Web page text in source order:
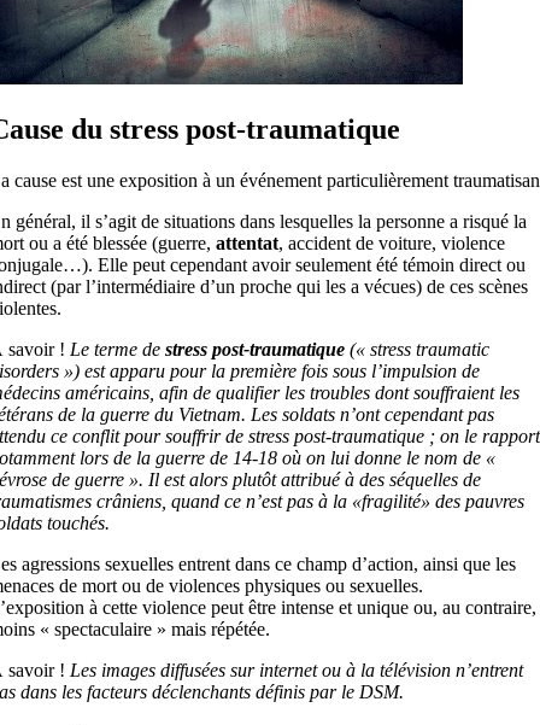
du stress post-traumatique
cause est une exposition à un événement particulièrement
général, il s’agit de situations dans lesquelles la personne a risqué la
ou a été blessée (guerre, attentat, accident de voiture, violence
Elle peut cependant avoir seulement été témoin direct ou
(par l’intermédiaire d’un proche qui les a vécues) de ces scènes
savoir ! Le terme de stress post-traumatique(« stress traumatic
») est apparu pour la première fois sous l’impulsion de
américains, afin de qualifier les troubles dont souffraient les
de la guerre du Vietnam. Les soldats n’ont cependant pas
ce conflit pour souffrir de stress post-traumatique ; on le
lors de la guerre de 14-18 où on lui donne le nom de «
de guerre ». Il est alors plutôt attribué à des séquelles de
crâniens, quand ce n’est pas à la «fragilité» des pauvres
touchés.
agressions sexuelles entrent dans ce champ d’action, ainsi que les
de mort ou de violences physiques ou sexuelles.
à cette violence peut être intense et unique ou, au contraire,
« spectaculaire » mais répétée.
savoir ! Les images diffusées sur internet ou à la télévision n’entrent
dans les facteurs déclenchants définis par le DSM.